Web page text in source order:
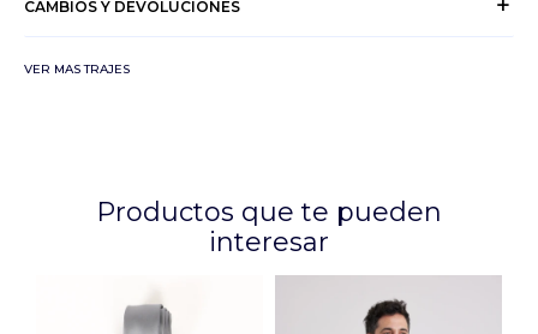
CAMBIOS Y DEVOLUCIONES
VER MAS TRAJES
Productos que te pueden
interesar